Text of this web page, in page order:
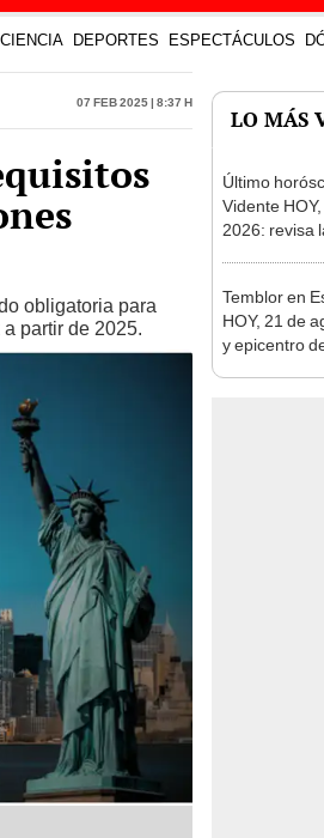
CIENCIA DEPORTES ESPECTÁCULOS
07 Feb 2025 | 8:37 h
obligatoria para
partir de 2025.
LO MÁS
Último
Vidente
2026: revisa
Temblor en
HOY, 21 de
y epicentro